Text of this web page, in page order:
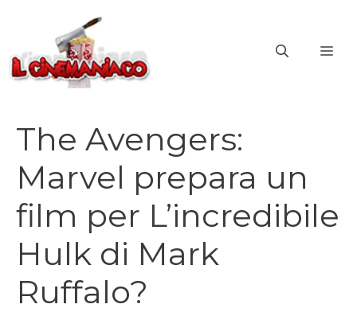
contenuto
The Avengers:
Marvel prepara un
film per L’incredibile
Hulk di Mark
Ruffalo?